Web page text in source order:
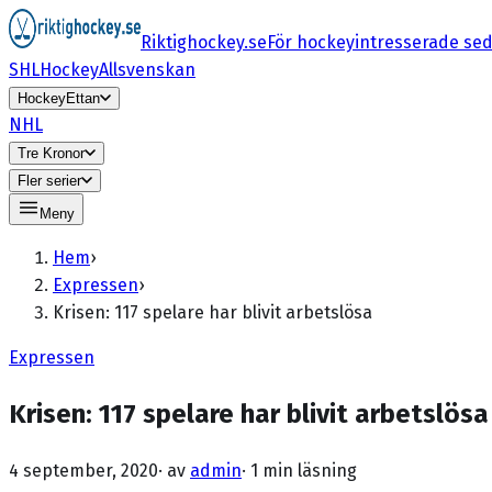
Riktighockey.seFör hockeyintresserade
SHLHockeyAllsvenskan
HockeyEttan
NHL
Tre Kronor
Fler serier
Meny
Hem›
Expressen›
Krisen: 117 spelare har blivit arbetslösa
Expressen
Krisen: 117 spelare har blivit arbetslösa
4 september, 2020· av admin· 1 min läsning